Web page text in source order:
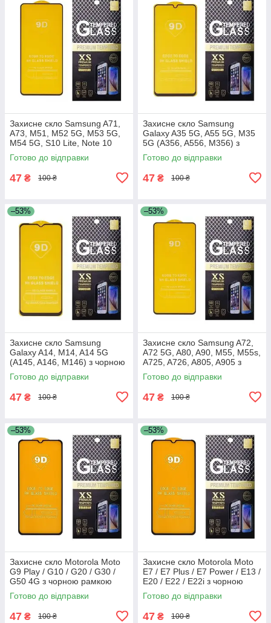
Захисне скло Samsung A71,
A73, M51, M52 5G, M53 5G,
M54 5G, S10 Lite, Note 10
Lite, A715, A716, A725, A736,
M515, M526, M536,
Готово до відправки
47 ₴ 100 ₴
Захисне скло Samsung
Galaxy A35 5G, A55 5G, M35
5G (A356, A556, M356) з
чорною рамкою
Готово до відправки
47 ₴ 100 ₴
–53%
Захисне скло Samsung
Galaxy A14, M14, A14 5G
(A145, A146, M146) з чорною
рамкою
Готово до відправки
47 ₴ 100 ₴
–53%
Захисне скло Samsung A72,
A72 5G, A80, A90, M55, M55s,
A725, A726, A805, A905 з
чорною рамкою
Готово до відправки
47 ₴ 100 ₴
–53%
Захисне скло Motorola Moto
G9 Play / G10 / G20 / G30 /
G50 4G з чорною рамкою
Готово до відправки
47 ₴ 100 ₴
–53%
Захисне скло Motorola Moto
E7 / E7 Plus / E7 Power / E13 /
E20 / E22 / E22i з чорною
рамкою
Готово до відправки
47 ₴ 100 ₴